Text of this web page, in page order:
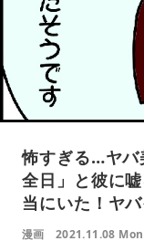
怖すぎる…ヤバ
全日」と彼に
当にいた！ヤ
漫画 2021.11.08 Mon